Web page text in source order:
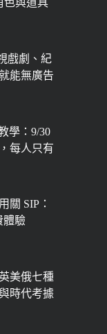
色與道具
戲劇、紀
能無廣告
學：9/30
每人只有
關 SIP：
體驗
美俄七種
時代考據